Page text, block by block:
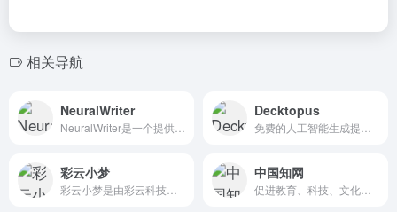
相关导航
NeuralWriter Decktopus
彩云小梦 中国知网